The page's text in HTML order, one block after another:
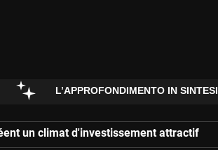
L’APPROFONDIMENTO IN SINTESI
un climat d'investissement attractif